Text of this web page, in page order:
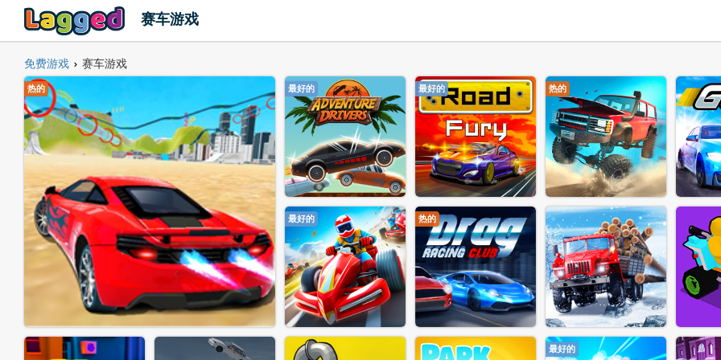
赛车游戏
免费游戏 › 赛车游戏
热的 最好的 最好的 热的
最好的 热的
最好的